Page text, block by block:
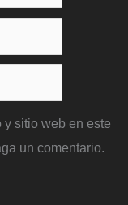
y sitio web en este
un comentario.